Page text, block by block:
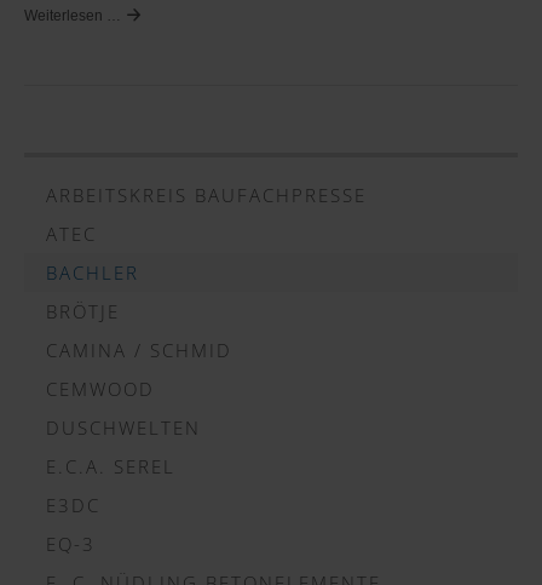
Weiterlesen …
ARBEITSKREIS BAUFACHPRESSE
ATEC
BACHLER
BRÖTJE
CAMINA / SCHMID
CEMWOOD
DUSCHWELTEN
E.C.A. SEREL
E3DC
EQ-3